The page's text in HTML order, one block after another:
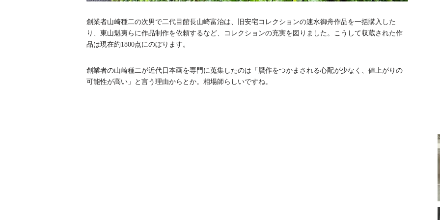
創業者山崎種二の次男で二代目館長山崎富治は、旧安宅コレクションの速水御舟作品を一括購入した
り、東山魁夷らに作品制作を依頼するなど、コレクションの充実を図りました。こうして収蔵された作
品は現在約1800点にのぼります。
創業者の山崎種二が近代日本画を専門に蒐集したのは「贋作をつかまされる心配が少なく、値上がりの
可能性が高い」と言う理由からとか。相場師らしいですね。